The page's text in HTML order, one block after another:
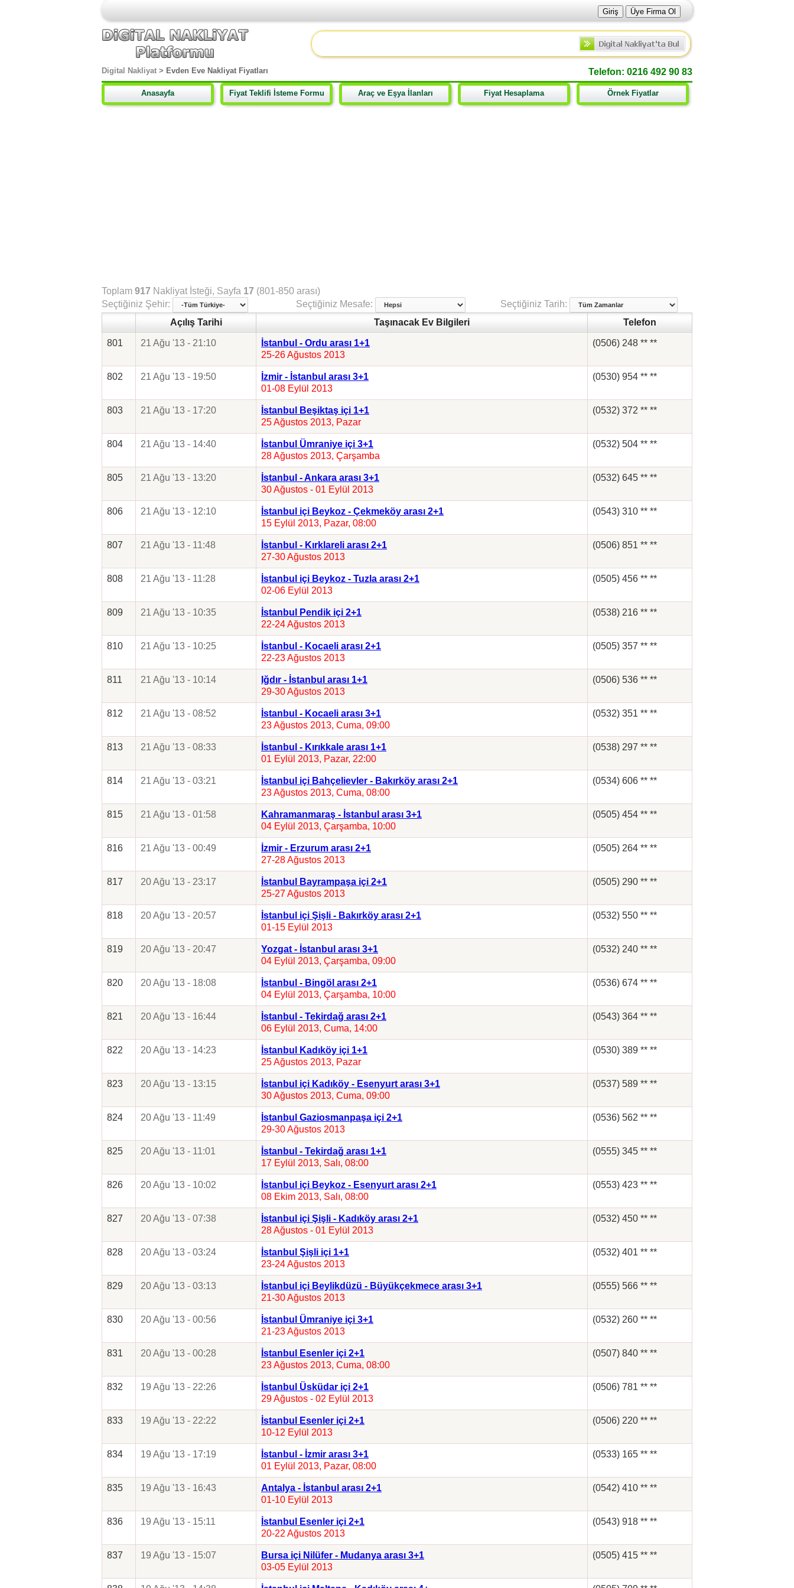
Digital Nakliyat > Evden Eve Nakliyat Fiyatları Telefon: 0216 492 90 83
Anasayfa Fiyat Teklifi İsteme Formu Araç ve Eşya İlanları Fiyat Hesaplama Örnek Fiyatlar
Toplam 917 Nakliyat İsteği, Sayfa 17 (801-850 arası)
Seçtiğiniz Şehir:
Seçtiğiniz Mesafe:
Seçtiğiniz Tarih:
Açılış Tarihi
Taşınacak Ev Bilgileri Telefon
801 21 Ağu '13 - 21:10
İstanbul - Ordu arası 1+1
25-26 Ağustos 2013
(0506) 248 ** **
802 21 Ağu '13 - 19:50
İzmir - İstanbul arası 3+1
01-08 Eylül 2013
(0530) 954 ** **
803 21 Ağu '13 - 17:20
İstanbul Beşiktaş içi 1+1
25 Ağustos 2013, Pazar
(0532) 372 ** **
804 21 Ağu '13 - 14:40
İstanbul Ümraniye içi 3+1
28 Ağustos 2013, Çarşamba
(0532) 504 ** **
805 21 Ağu '13 - 13:20
İstanbul - Ankara arası 3+1
30 Ağustos - 01 Eylül 2013
(0532) 645 ** **
806 21 Ağu '13 - 12:10
İstanbul içi Beykoz - Çekmeköy arası 2+1
15 Eylül 2013, Pazar, 08:00
(0543) 310 ** **
807 21 Ağu '13 - 11:48
İstanbul - Kırklareli arası 2+1
27-30 Ağustos 2013
(0506) 851 ** **
808 21 Ağu '13 - 11:28
İstanbul içi Beykoz - Tuzla arası 2+1
02-06 Eylül 2013
(0505) 456 ** **
809 21 Ağu '13 - 10:35
İstanbul Pendik içi 2+1
22-24 Ağustos 2013
(0538) 216 ** **
810 21 Ağu '13 - 10:25
İstanbul - Kocaeli arası 2+1
22-23 Ağustos 2013
(0505) 357 ** **
811 21 Ağu '13 - 10:14
Iğdır - İstanbul arası 1+1
29-30 Ağustos 2013
(0506) 536 ** **
812 21 Ağu '13 - 08:52
İstanbul - Kocaeli arası 3+1
23 Ağustos 2013, Cuma, 09:00
(0532) 351 ** **
813 21 Ağu '13 - 08:33
İstanbul - Kırıkkale arası 1+1
01 Eylül 2013, Pazar, 22:00
(0538) 297 ** **
814 21 Ağu '13 - 03:21
İstanbul içi Bahçelievler - Bakırköy arası 2+1
23 Ağustos 2013, Cuma, 08:00
(0534) 606 ** **
815 21 Ağu '13 - 01:58
Kahramanmaraş - İstanbul arası 3+1
04 Eylül 2013, Çarşamba, 10:00
(0505) 454 ** **
816 21 Ağu '13 - 00:49
İzmir - Erzurum arası 2+1
27-28 Ağustos 2013
(0505) 264 ** **
817 20 Ağu '13 - 23:17
İstanbul Bayrampaşa içi 2+1
25-27 Ağustos 2013
(0505) 290 ** **
818 20 Ağu '13 - 20:57
İstanbul içi Şişli - Bakırköy arası 2+1
01-15 Eylül 2013
(0532) 550 ** **
819 20 Ağu '13 - 20:47
Yozgat - İstanbul arası 3+1
04 Eylül 2013, Çarşamba, 09:00
(0532) 240 ** **
820 20 Ağu '13 - 18:08
İstanbul - Bingöl arası 2+1
04 Eylül 2013, Çarşamba, 10:00
(0536) 674 ** **
821 20 Ağu '13 - 16:44
İstanbul - Tekirdağ arası 2+1
06 Eylül 2013, Cuma, 14:00
(0543) 364 ** **
822 20 Ağu '13 - 14:23
İstanbul Kadıköy içi 1+1
25 Ağustos 2013, Pazar
(0530) 389 ** **
823 20 Ağu '13 - 13:15
İstanbul içi Kadıköy - Esenyurt arası 3+1
30 Ağustos 2013, Cuma, 09:00
(0537) 589 ** **
824 20 Ağu '13 - 11:49
İstanbul Gaziosmanpaşa içi 2+1
29-30 Ağustos 2013
(0536) 562 ** **
825 20 Ağu '13 - 11:01
İstanbul - Tekirdağ arası 1+1
17 Eylül 2013, Salı, 08:00
(0555) 345 ** **
826 20 Ağu '13 - 10:02
İstanbul içi Beykoz - Esenyurt arası 2+1
08 Ekim 2013, Salı, 08:00
(0553) 423 ** **
827 20 Ağu '13 - 07:38
İstanbul içi Şişli - Kadıköy arası 2+1
28 Ağustos - 01 Eylül 2013
(0532) 450 ** **
828 20 Ağu '13 - 03:24
İstanbul Şişli içi 1+1
23-24 Ağustos 2013
(0532) 401 ** **
829 20 Ağu '13 - 03:13
İstanbul içi Beylikdüzü - Büyükçekmece arası 3+1
21-30 Ağustos 2013
(0555) 566 ** **
830 20 Ağu '13 - 00:56
İstanbul Ümraniye içi 3+1
21-23 Ağustos 2013
(0532) 260 ** **
831 20 Ağu '13 - 00:28
İstanbul Esenler içi 2+1
23 Ağustos 2013, Cuma, 08:00
(0507) 840 ** **
832 19 Ağu '13 - 22:26
İstanbul Üsküdar içi 2+1
29 Ağustos - 02 Eylül 2013
(0506) 781 ** **
833 19 Ağu '13 - 22:22
İstanbul Esenler içi 2+1
10-12 Eylül 2013
(0506) 220 ** **
834 19 Ağu '13 - 17:19
İstanbul - İzmir arası 3+1
01 Eylül 2013, Pazar, 08:00
(0533) 165 ** **
835 19 Ağu '13 - 16:43
Antalya - İstanbul arası 2+1
01-10 Eylül 2013
(0542) 410 ** **
836 19 Ağu '13 - 15:11
İstanbul Esenler içi 2+1
20-22 Ağustos 2013
(0543) 918 ** **
837 19 Ağu '13 - 15:07
Bursa içi Nilüfer - Mudanya arası 3+1
03-05 Eylül 2013
(0505) 415 ** **